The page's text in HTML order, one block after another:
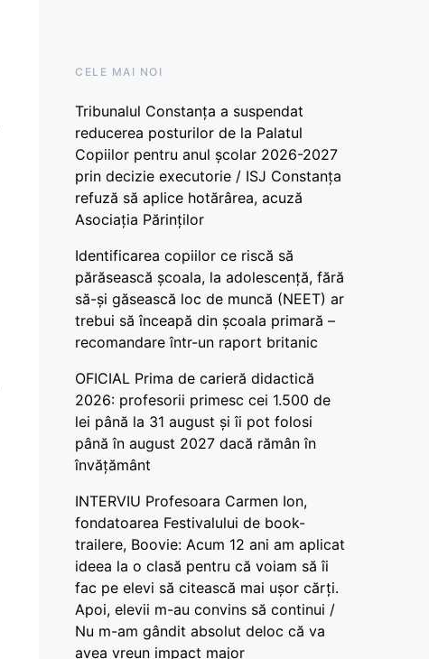
CELE MAI NOI
Tribunalul Constanța a suspendat
reducerea posturilor de la Palatul
Copiilor pentru anul școlar 2026-2027
prin decizie executorie / ISJ Constanța
refuză să aplice hotărârea, acuză
Asociația Părinților
Identificarea copiilor ce riscă să
părăsească școala, la adolescență, fără
să-și găsească loc de muncă (NEET) ar
trebui să înceapă din școala primară –
recomandare într-un raport britanic
OFICIAL Prima de carieră didactică
2026: profesorii primesc cei 1.500 de
lei până la 31 august și îi pot folosi
până în august 2027 dacă rămân în
învățământ
INTERVIU Profesoara Carmen Ion,
fondatoarea Festivalului de book-
trailere, Boovie: Acum 12 ani am aplicat
ideea la o clasă pentru că voiam să îi
fac pe elevi să citească mai ușor cărți.
Apoi, elevii m-au convins să continui /
Nu m-am gândit absolut deloc că va
avea vreun impact major